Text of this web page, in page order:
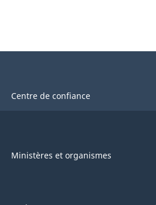
Centre de confiance
Ministères et organismes